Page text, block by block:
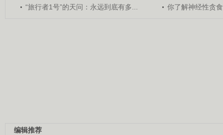
“旅行者1号”的天问：永远到底有多...
你了解神经性贪
编辑推荐